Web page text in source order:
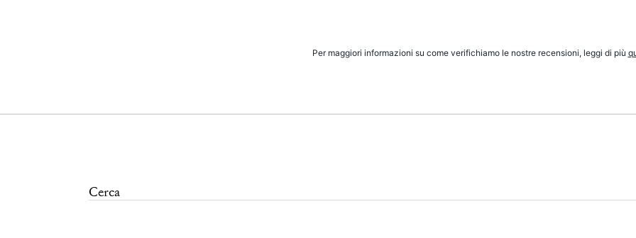
Per maggiori informazioni su come verifichiamo le nostre recensioni, leggi di più